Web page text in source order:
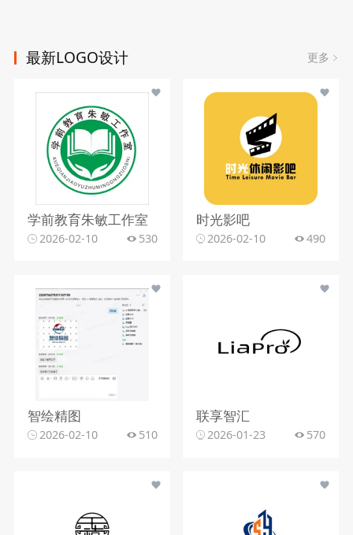
最新LOGO设计 更多
学前教育朱敏工作室
2026-02-10 530
时光影吧
2026-02-10 490
智绘精图
2026-02-10 510
联享智汇
2026-01-23 570